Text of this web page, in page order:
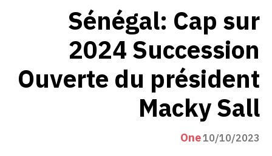
Sénégal: Cap sur
2024 Succession
Ouverte du président
Macky Sall
One10/10/2023